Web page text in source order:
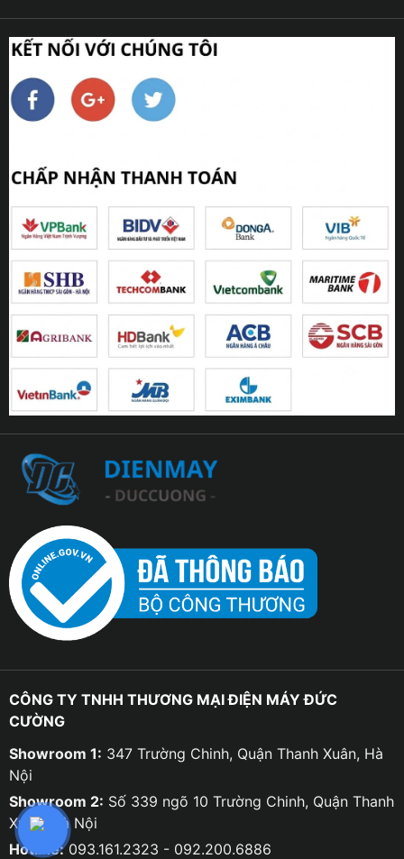
CÔNG TY TNHH THƯƠNG MẠI ĐIỆN MÁY ĐỨC
CƯỜNG
Showroom 1: 347 Trường Chinh, Quận Thanh Xuân, Hà
Nội
Showroom 2: Số 339 ngõ 10 Trường Chinh, Quận Thanh
Xuân, Hà Nội
Hotline:093.161.2323 - 092.200.6886